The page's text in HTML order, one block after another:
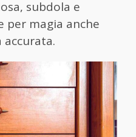
subdola e
per magia anche
accurata.